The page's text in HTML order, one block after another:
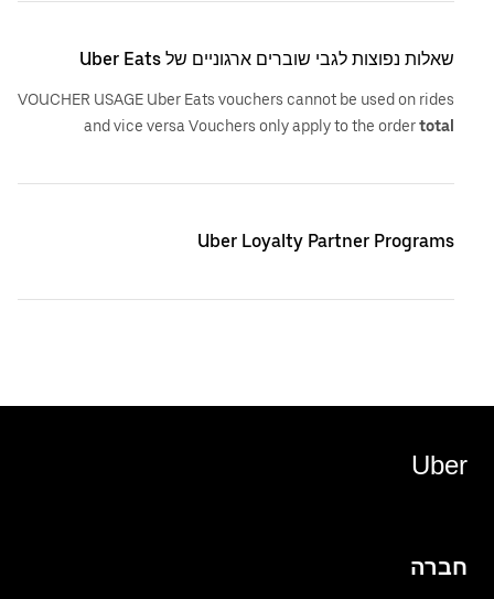
שאלות נפוצות לגבי שוברים ארגוניים של Uber Eats
VOUCHER USAGE Uber Eats vouchers cannot be used on rides
and vice versa Vouchers only apply to the ordertotal
Uber Loyalty Partner Programs
Uber
חברה